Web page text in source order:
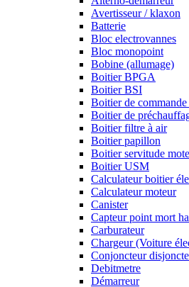
Avertisseur / klaxon
Batterie
Bloc electrovannes
Bloc monopoint
Bobine (allumage)
Boitier BPGA
Boitier BSI
Boitier de
Boitier de
Boitier filtre à air
Boitier papillon
Boitier servitude
Boitier USM
Calculateur boitier
Calculateur moteur
Canister
Capteur point mort
Carburateur
Chargeur (Voiture
Conjoncteur
Debitmetre
Démarreur